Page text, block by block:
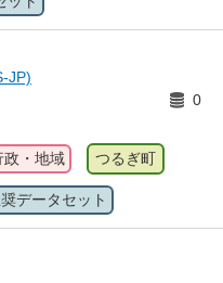
JP)
0
政・地域 つるぎ町
データセット